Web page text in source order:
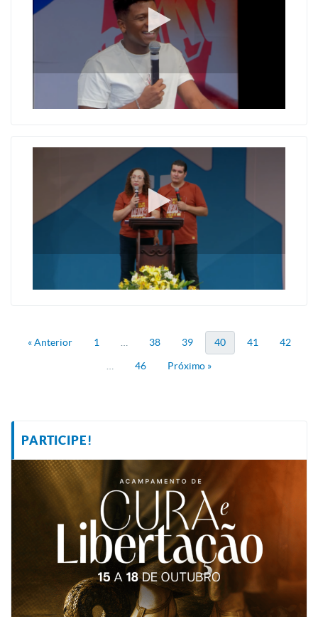
Originais: Do Início ao Fim
Perdão: O Amor que escolheu Amar!
« Anterior 1 38 39 40 41 42
46 Próximo »
PARTICIPE!